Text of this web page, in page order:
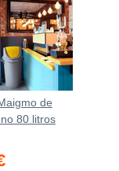
de
80 litros